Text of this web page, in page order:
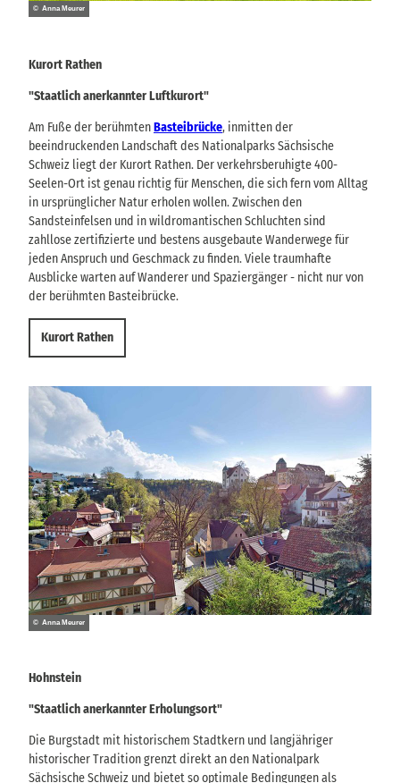
© Anna Meurer
Kurort Rathen
"Staatlich anerkannter Luftkurort"
Am Fuße der berühmtenBasteibrücke, inmitten der
beeindruckenden Landschaft des Nationalparks Sächsische
Schweiz liegt der Kurort Rathen. Der verkehrsberuhigte 400-
Seelen-Ort ist genau richtig für Menschen, die sich fern vom Alltag
in ursprünglicher Natur erholen wollen. Zwischen den
Sandsteinfelsen und in wildromantischen Schluchten sind
zahllose zertifizierte und bestens ausgebaute Wanderwege für
jeden Anspruch und Geschmack zu finden. Viele traumhafte
Ausblicke warten auf Wanderer und Spaziergänger - nicht nur von
der berühmten Basteibrücke.
Kurort Rathen
Hohnstein
"Staatlich anerkannter Erholungsort"
Die Burgstadt mit historischem Stadtkern und langjähriger
historischer Tradition grenzt direkt an den Nationalpark
Sächsische Schweiz und bietet so optimale Bedingungen als
© Anna Meurer